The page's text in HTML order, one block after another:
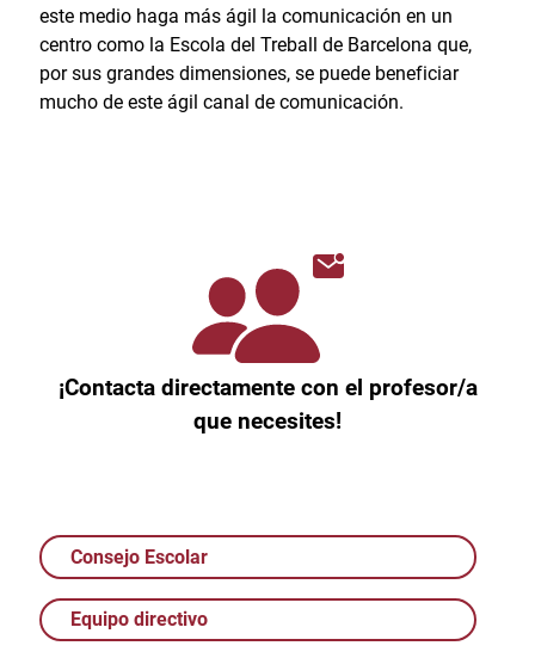
este medio haga más ágil la comunicación en un
centro como la Escola del Treball de Barcelona que,
por sus grandes dimensiones, se puede beneficiar
mucho de este ágil canal de comunicación.
¡Contacta directamente con el profesor/a
que necesites!
Consejo Escolar
Equipo directivo